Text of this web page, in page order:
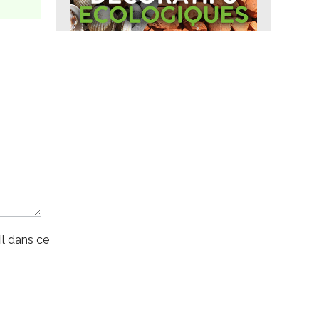
dans ce